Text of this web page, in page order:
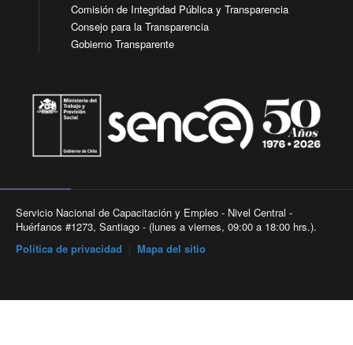
Comisión de Integridad Pública y Transparencia
Consejo para la Transparencia
Gobierno Transparente
Servicio Nacional de Capacitación y Empleo - Nivel Central -
Huérfanos #1273, Santiago - (lunes a viernes, 09:00 a 18:00 hrs.).
Política de privacidad
Mapa del sitio